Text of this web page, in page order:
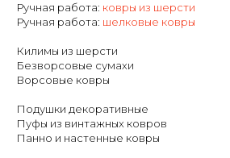
Ручная работа: ковры из шерсти
Ручная работа: шелковые ковры
Килимы из шерсти
Безворсовые сумахи
Ворсовые ковры
Подушки декоративные
Пуфы из винтажных ковров
Панно и настенные ковры